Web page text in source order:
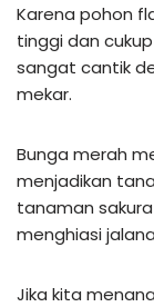
Karena pohon
tinggi dan
sangat cantik
mekar.
Bunga merah
menjadikan
tanaman
menghiasi
Jika kita